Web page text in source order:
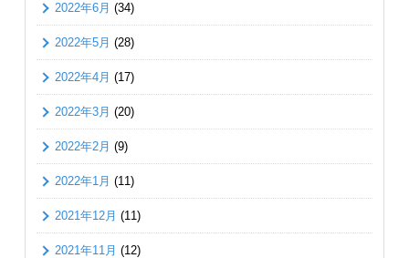
2022年6月 (34)
2022年5月 (28)
2022年4月 (17)
2022年3月 (20)
2022年2月 (9)
2022年1月 (11)
2021年12月 (11)
2021年11月 (12)